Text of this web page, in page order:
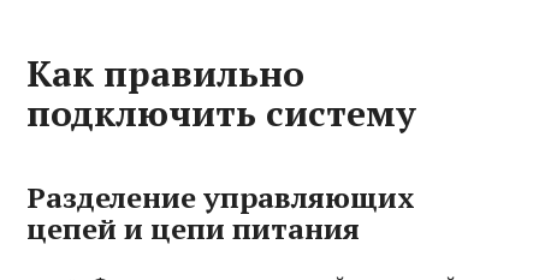
Как правильно
подключить систему
Разделение управляющих
цепей и цепи питания